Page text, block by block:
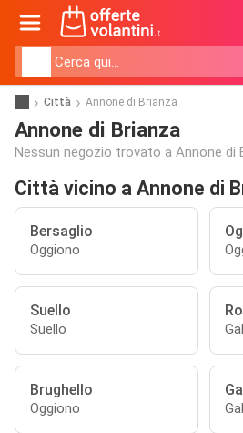
Città Annone di Brianza
Annone di Brianza
Nessun negozio trovato a Annone di
Città vicino a Annone di
Bersaglio
Oggiono
Suello
Suello
Brughello
Oggiono